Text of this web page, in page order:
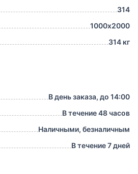
314
1000х2000
314 кг
В день заказа, до 14:00
В течение 48 часов
Наличными, безналичным
В течение 7 дней